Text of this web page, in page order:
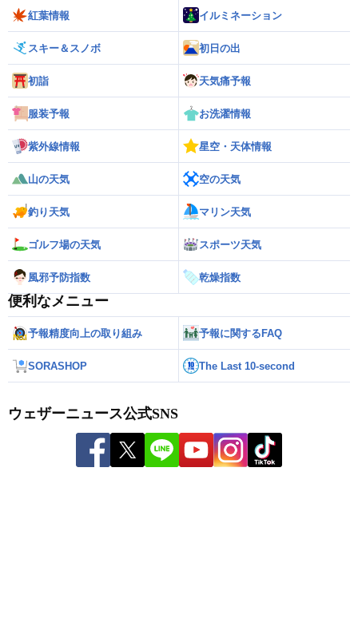
紅葉情報 イルミネーション
スキー＆スノボ 初日の出
初詣 天気痛予報
服装予報 お洗濯情報
紫外線情報 星空・天体情報
山の天気 空の天気
釣り天気 マリン天気
ゴルフ場の天気 スポーツ天気
風邪予防指数 乾燥指数
便利なメニュー
予報精度向上の取り組み 予報に関するFAQ
SORASHOP The Last 10-second
ウェザーニュース公式SNS